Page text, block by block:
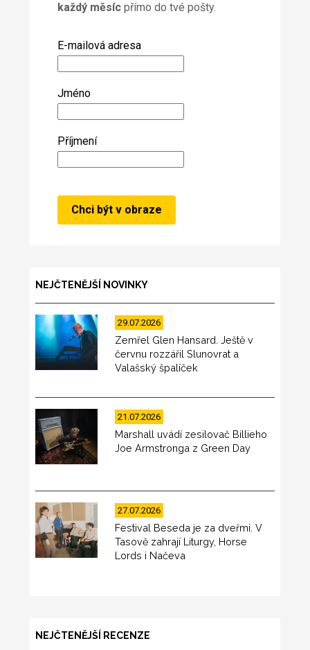
každý měsícpřímo do tvé pošty.
E-mailová adresa
Jméno
Příjmení
NEJČTENĚJŠÍ NOVINKY
29.07.2026
Zemřel Glen Hansard. Ještě v
červnu rozzářil Slunovrat a
Valašský špalíček
21.07.2026
Marshall uvádí zesilovač Billieho
Joe Armstronga z Green Day
27.07.2026
Festival Beseda je za dveřmi. V
Tasově zahrají Liturgy, Horse
Lords i Načeva
NEJČTENĚJŠÍ RECENZE